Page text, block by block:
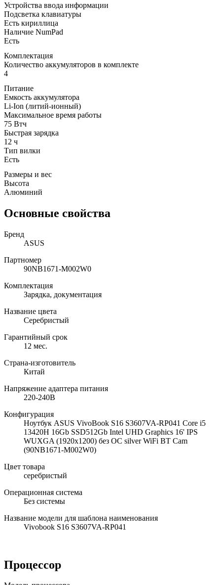
Устройства ввода информации
Подсветка клавиатуры
Есть кириллица
Наличие NumPad
Есть
Комплектация
Количество аккумуляторов в комплекте
4
Питание
Емкость аккумулятора
Li-Ion (литий-ионный)
Максимальное время работы
75 Втч
Быстрая зарядка
12 ч
Тип вилки
Есть
Размеры и вес
Высота
Алюминий
Основные свойства
Бренд
ASUS
Партномер
90NB1671-M002W0
Комплектация
Зарядка, документация
Название цвета
Серебристый
Гарантийный срок
12 мес.
Страна-изготовитель
Китай
Напряжение адаптера питания
220-240В
Конфигурация
Ноутбук ASUS VivoBook S16 S3607VA-RP041 Core i5
13420H 16Gb SSD512Gb Intel UHD Graphics 16' IPS
WUXGA (1920x1200) без ОС silver WiFi BT Cam
(90NB1671-M002W0)
Цвет товара
серебристый
Операционная система
Без системы
Название модели для шаблона наименования
Vivobook S16 S3607VA-RP041
Процессор